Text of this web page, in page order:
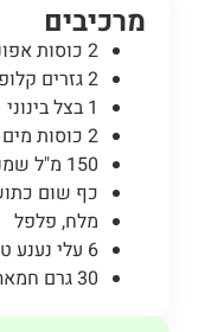
מרכיבים
2 כוסות אפונה קפואה
2 גזרים קלופים וחתוכים
1 בצל בינוני
2 כוסות מים
150 מ"ל שמנת לבישול
כף שום
מלח, פלפל
6 עלי נענע טרייה
30 גרם חמאה